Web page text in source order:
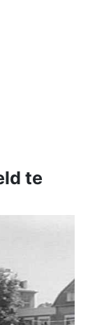
te